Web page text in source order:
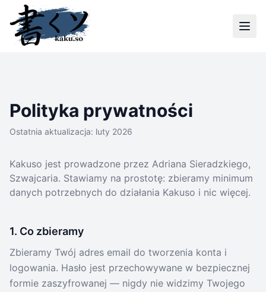
Polityka prywatności
Ostatnia aktualizacja: luty 2026
Kakuso jest prowadzone przez Adriana Sieradzkiego,
Szwajcaria. Stawiamy na prostotę: zbieramy minimum
danych potrzebnych do działania Kakuso i nic więcej.
1. Co zbieramy
Zbieramy Twój adres email do tworzenia konta i
logowania. Hasło jest przechowywane w bezpiecznej
formie zaszyfrowanej — nigdy nie widzimy Twojego